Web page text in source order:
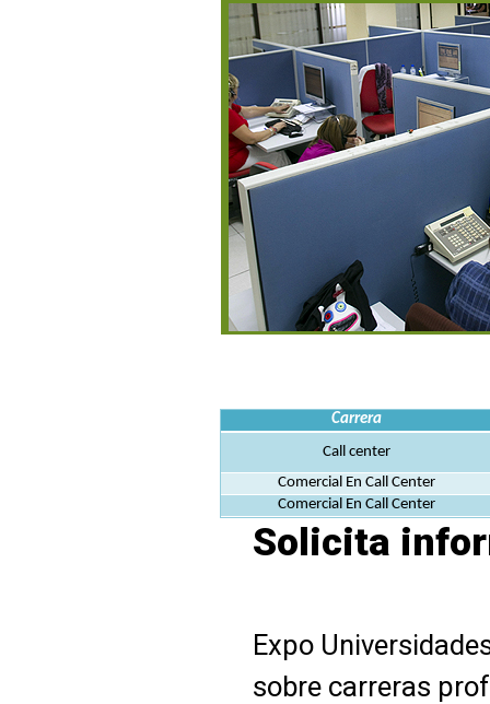
Carrera
Call center
Comercial En Call Center
Comercial En Call Center